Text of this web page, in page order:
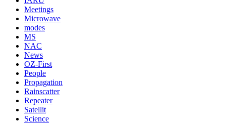
Meetings
Microwave
modes
MS
NAC
News
OZ-First
People
Propagation
Rainscatter
Repeater
Satellit
Science